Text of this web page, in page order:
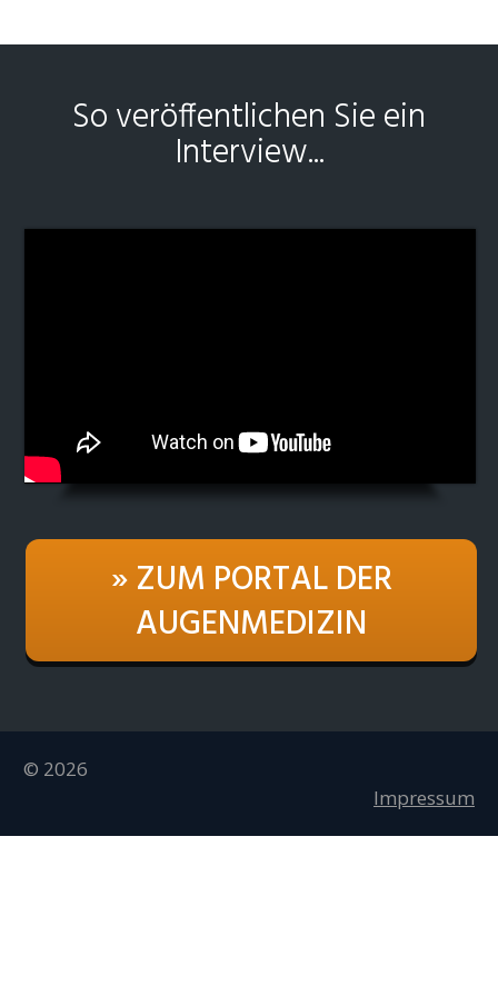
So veröffentlichen Sie ein
Interview...
» ZUM PORTAL DER
AUGENMEDIZIN
© 2026
Impressum